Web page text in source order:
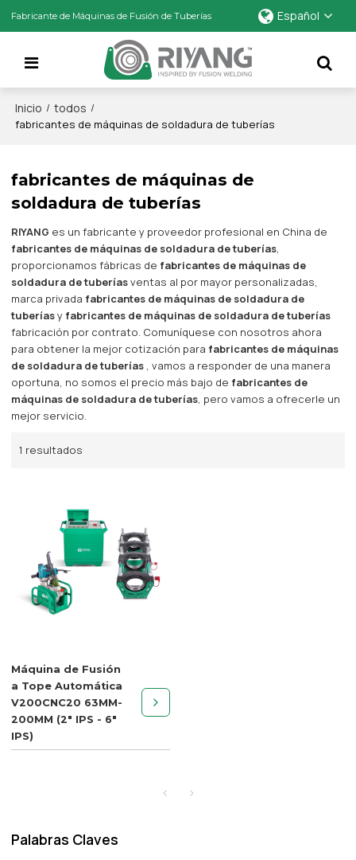
Fabricante de Máquinas de Fusión de Tuberías Español
Inicio / todos /
fabricantes de máquinas de soldadura de tuberías
fabricantes de máquinas de
soldadura de tuberías
RIYANG es un fabricante y proveedor profesional en China de
fabricantes de máquinas de soldadura de tuberías,
proporcionamos fábricas defabricantes de máquinas de
soldadura de tuberíasventas al por mayor personalizadas,
marca privadafabricantes de máquinas de soldadura de
tuberíasyfabricantes de máquinas de soldadura de tuberías
fabricación por contrato. Comuníquese con nosotros ahora
para obtener la mejor cotización parafabricantes de máquinas
de soldadura de tuberías , vamos a responder de una manera
oportuna, no somos el precio más bajo defabricantes de
máquinas de soldadura de tuberías, pero vamos a ofrecerle un
mejor servicio.
1 resultados
Máquina de Fusión
a Tope Automática
V200CNC20 63MM-
200MM (2" IPS - 6"
IPS)
Palabras Claves